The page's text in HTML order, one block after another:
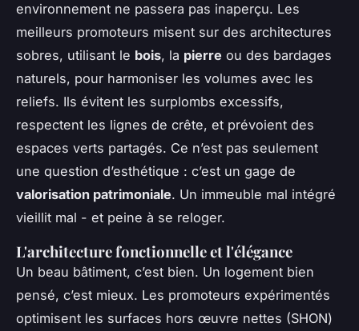
environnement ne passera pas inaperçu. Les
meilleurs promoteurs misent sur des architectures
sobres, utilisant le bois, la pierre ou des bardages
naturels, pour harmoniser les volumes avec les
reliefs. Ils évitent les surplombs excessifs,
respectent les lignes de crête, et prévoient des
espaces verts partagés. Ce n’est pas seulement
une question d’esthétique : c’est un gage de
valorisation patrimoniale. Un immeuble mal intégré
vieillit mal - et peine à se reloger.
L'architecture fonctionnelle et l'élégance
Un beau bâtiment, c’est bien. Un logement bien
pensé, c’est mieux. Les promoteurs expérimentés
optimisent les surfaces hors œuvre nettes (SHON)